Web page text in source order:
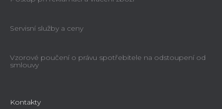
Servisní služby a ceny
Vzorové poučení o právu spotřebitele na odstoupení od
smlouvy
Kontakty